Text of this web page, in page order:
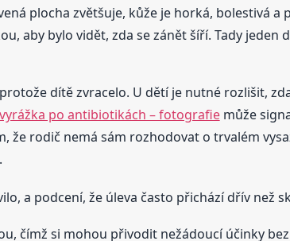
plocha zvětšuje, kůže je horká, bolestivá a
aby bylo vidět, zda se zánět šíří. Tady jeden
dítě zvracelo. U dětí je nutné rozlišit,
po antibiotikách – fotografiemůže
že rodič nemá sám rozhodovat o trvalém
a podcení, že úleva často přichází dřív než
čímž si mohou přivodit nežádoucí účinky